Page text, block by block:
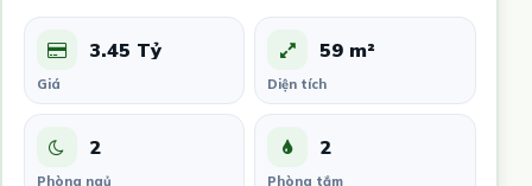
3.45 Tỷ
Giá
59 m²
Diện tích
2
Phòng ngủ
2
Phòng tắm